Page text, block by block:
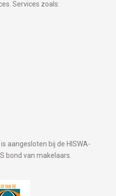
Services zoals:
aangesloten bij de HISWA-
bond van makelaars.